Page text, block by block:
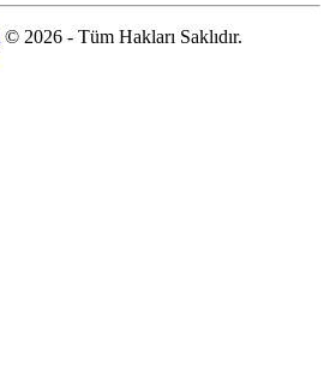
© 2026 - Tüm Hakları Saklıdır.